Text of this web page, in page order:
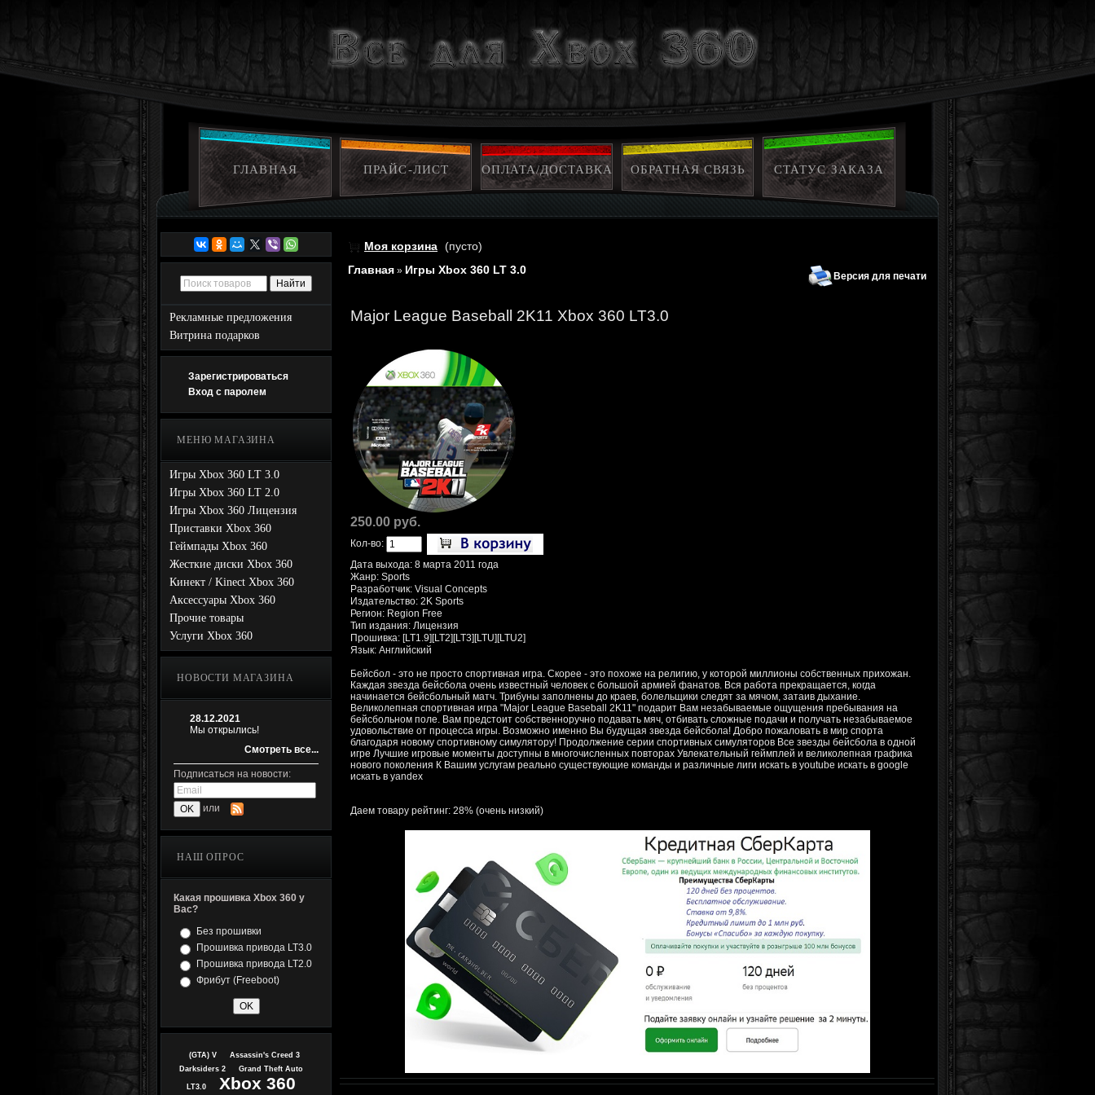
ГЛАВНАЯ ПРАЙС-ЛИСТ ОПЛАТА/ДОСТАВКА ОБРАТНАЯ СВЯЗЬ СТАТУС ЗАКАЗА
Рекламные предложения
Витрина подарков
Зарегистрироваться
Вход с паролем
МЕНЮ МАГАЗИНА
Игры Xbox 360 LT 3.0
Игры Xbox 360 LT 2.0
Игры Xbox 360 Лицензия
Приставки Xbox 360
Геймпады Xbox 360
Жесткие диски Xbox 360
Кинект / Kinect Xbox 360
Аксессуары Xbox 360
Прочие товары
Услуги Xbox 360
НОВОСТИ МАГАЗИНА
28.12.2021
Мы открылись!
Смотреть все...
Подписаться на новости:
или
НАШ ОПРОС
Какая прошивка Xbox 360 у
Вас?
Без прошивки
Прошивка привода LT3.0
Прошивка привода LT2.0
Фрибут (Freeboot)
(GTA) V
Assassin's Creed 3
Darksiders 2
Grand Theft Auto
LT3.0 Xbox 360
Моя корзина (пусто)
Главная » Игры Xbox 360 LT 3.0 Версия для печати
Major League Baseball 2K11 Xbox 360 LT3.0
250.00 руб.
Кол-во:
Дата выхода: 8 марта 2011 года
Жанр: Sports
Разработчик: Visual Concepts
Издательство: 2K Sports
Регион: Region Free
Тип издания: Лицензия
Прошивка: [LT1.9][LT2][LT3][LTU][LTU2]
Язык: Английский
Бейсбол - это не просто спортивная игра. Скорее - это похоже на религию, у которой миллионы собственных прихожан.
Каждая звезда бейсбола очень известный человек с большой армией фанатов. Вся работа прекращается, когда
начинается бейсбольный матч. Трибуны заполнены до краев, болельщики следят за мячом, затаив дыхание.
Великолепная спортивная игра "Major League Baseball 2K11" подарит Вам незабываемые ощущения пребывания на
бейсбольном поле. Вам предстоит собственноручно подавать мяч, отбивать сложные подачи и получать незабываемое
удовольствие от процесса игры. Возможно именно Вы будущая звезда бейсбола! Добро пожаловать в мир спорта
благодаря новому спортивному симулятору! Продолжение серии спортивных симуляторов Все звезды бейсбола в одной
игре Лучшие игровые моменты доступны в многочисленных повторах Увлекательный геймплей и великолепная графика
нового поколения К Вашим услугам реально существующие команды и различные лиги искать в youtube искать в google
искать в yandex
Даем товару рейтинг: 28% (очень низкий)